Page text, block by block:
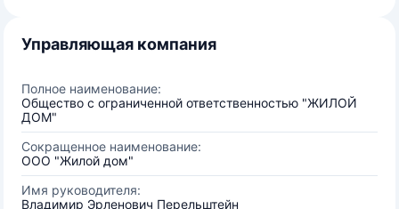
Управляющая компания
Полное наименование:
Общество с ограниченной ответственностью "ЖИЛОЙ
ДОМ"
Сокращенное наименование:
ООО "Жилой дом"
Имя руководителя:
Владимир Эрленович Перельштейн